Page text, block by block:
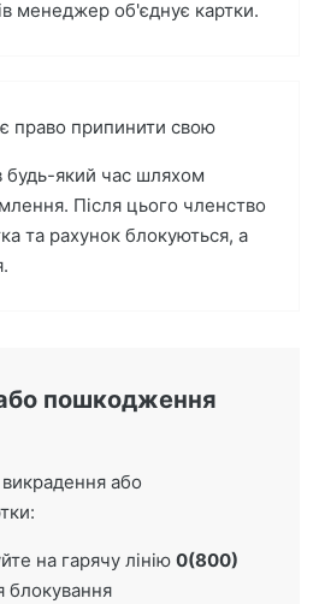
менеджер об'єднує картки.
право припинити свою
будь-який час шляхом
Після цього членство
та рахунок блокуються, а
пошкодження
або
на гарячу лінію 0(800)
блокування